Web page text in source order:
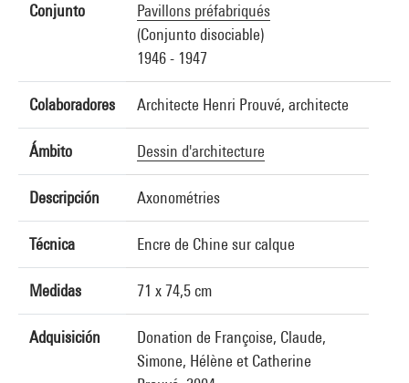
Conjunto
Pavillons préfabriqués
(Conjunto disociable)
1946 - 1947
Colaboradores Architecte Henri Prouvé, architecte
Ámbito Dessin d'architecture
Descripción Axonométries
Técnica Encre de Chine sur calque
Medidas 71 x 74,5 cm
Adquisición
Donation de Françoise, Claude,
Simone, Hélène et Catherine